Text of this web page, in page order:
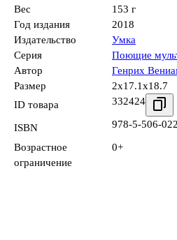
Вес
153 г
Год издания
2018
Издательство
Умка
Серия
Поющие
Автор
Генрих
Размер
2x17.1x18.7
ID товара
332424
ISBN 978-5-506-
Возрастное
ограничение
0+